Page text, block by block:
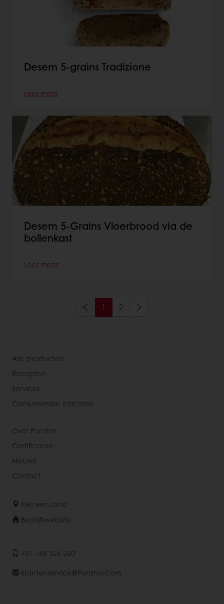
Desem 5-grains Tradizione
Lees meer
Desem 5-Grains Vloerbrood via de
bollenkast
Lees meer
1 2
Alle producten
Recepten
Services
Consumenten inzichten
Over Puratos
Certificaten
Nieuws
Contact
Kies een land
Bedrijfswebsite
+31 168 326 260
Klantenservice@puratos.com